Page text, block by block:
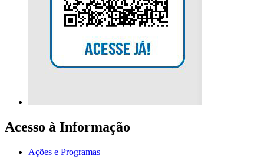
Acesso à Informação
Ações e Programas